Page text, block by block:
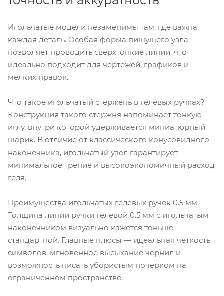
Игольчатые модели незаменимы там, где важна
каждая деталь. Особая форма пишущего узла
позволяет проводить сверхтонкие линии, что
идеально подходит для чертежей, графиков и
мелких правок.
Что такое игольчатый стержень в гелевых ручках?
Конструкция такого стержня напоминает тонкую
иглу, внутри которой удерживается миниатюрный
шарик. В отличие от классического конусовидного
наконечника, игольчатый узел гарантирует
минимальное трение и высокоэкономичный расход
геля.
Преимущества игольчатых гелевых ручек 0.5 мм.
Толщина линии ручки гелевой 0.5 мм с игольчатым
наконечником визуально кажется тоньше
стандартной. Главные плюсы — идеальная четкость
символов, мгновенное высыхание чернил и
возможность писать убористым почерком на
ограниченном пространстве.